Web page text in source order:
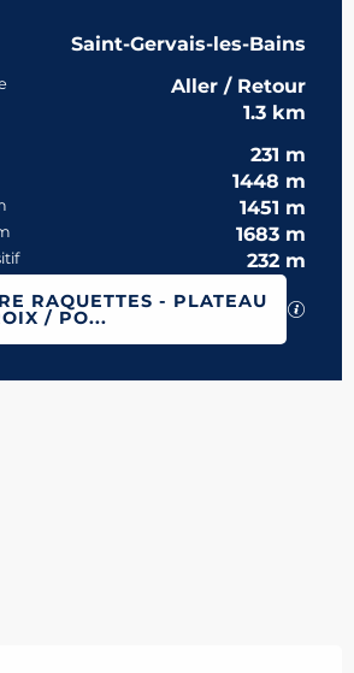
pratiques
Saint-Gervais-les-Bains
Aller / Retour
1.3 km
231 m
1448 m
1451 m
1683 m
232 m
RAQUETTES - PLATEAU
/ PO...